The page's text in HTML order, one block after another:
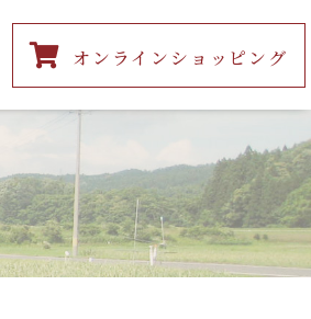
オンラインショッピング